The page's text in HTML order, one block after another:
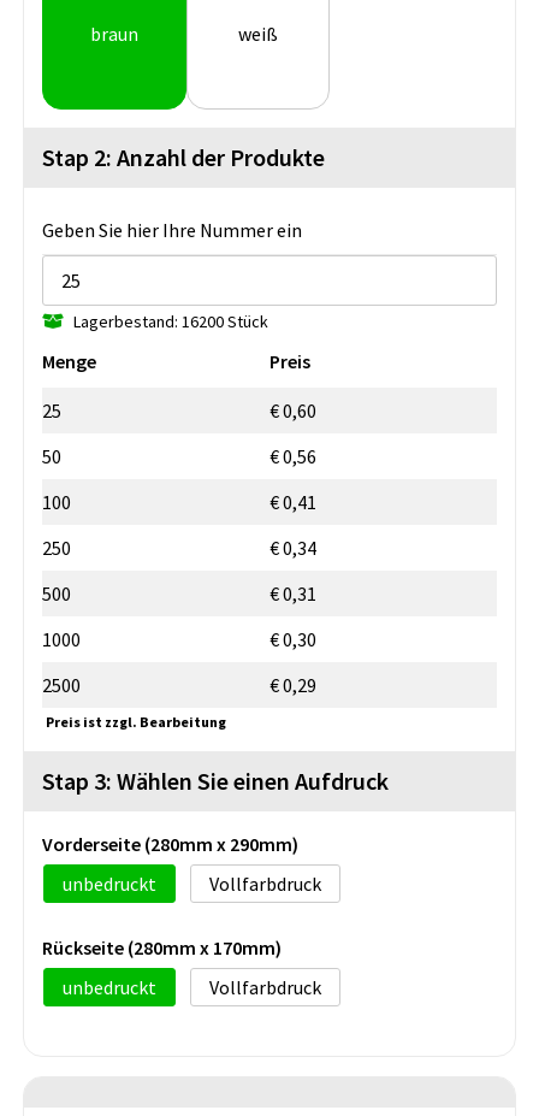
braun weiß
Stap 2: Anzahl der Produkte
Geben Sie hier Ihre Nummer ein
Lagerbestand: 16200 Stück
Menge Preis
25
€ 0,60
50
€ 0,56
100
€ 0,41
250
€ 0,34
500
€ 0,31
1000
€ 0,30
2500
€ 0,29
Preis ist zzgl. Bearbeitung
Stap 3: Wählen Sie einen Aufdruck
Vorderseite (280mm x 290mm)
unbedruckt
Vollfarbdruck
Rückseite (280mm x 170mm)
unbedruckt
Vollfarbdruck